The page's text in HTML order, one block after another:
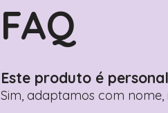
FAQ
Este produto é
Sim, adaptamos com